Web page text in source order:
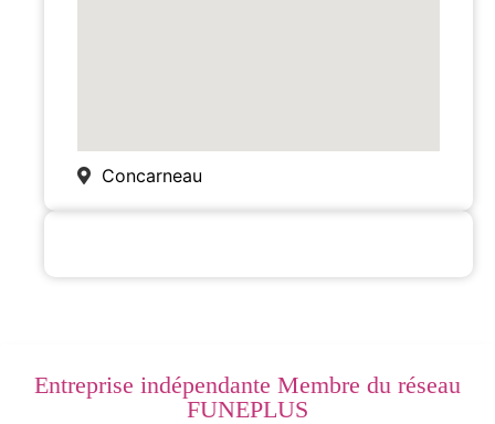
Concarneau
Entreprise indépendante Membre du réseau
FUNEPLUS